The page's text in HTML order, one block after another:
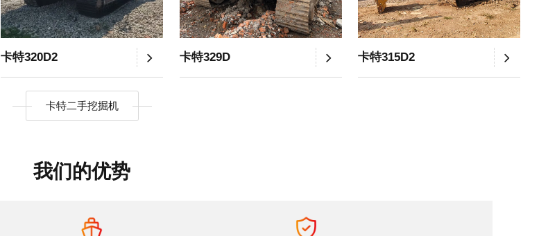
卡特320D2 卡特329D 卡特315D2
卡特二手挖掘机
我们的优势